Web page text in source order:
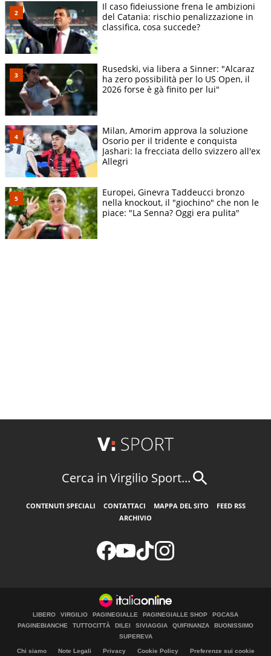
Il caso fideiussione frena le ambizioni
del Catania: rischio penalizzazione in
classifica, cosa succede?
Rusedski, via libera a Sinner: "Alcaraz
ha zero possibilità per lo US Open, il
2026 forse è gà finito per lui"
Milan, Amorim approva la soluzione
Osorio per il tridente e conquista
Jashari: la frecciata dello svizzero all'ex
Allegri
Europei, Ginevra Taddeucci bronzo
nella knockout, il "giochino" che non le
piace: "La Senna? Oggi era pulita"
Cerca in Virgilio Sport...
CONTENUTI SPECIALI CONTATTACI MAPPA DEL SITO
FEED RSS
ARCHIVIO
LIBERO VIRGILIO PAGINEGIALLE PAGINEGIALLE SHOP
PGCASA
PAGINEBIANCHE
TUTTOCITTÀ DILEI SIVIAGGIA QUIFINANZA
BUONISSIMO
SUPEREVA
Chi siamo Note Legali Privacy Cookie Policy
Preferenze sui cookie